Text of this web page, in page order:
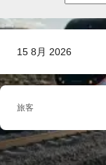
15 8月 2026
旅客